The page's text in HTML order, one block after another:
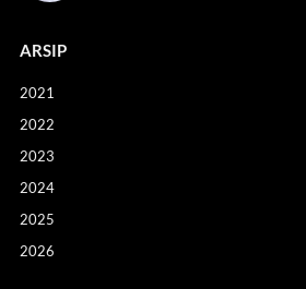
ARSIP
2021
2022
2023
2024
2025
2026